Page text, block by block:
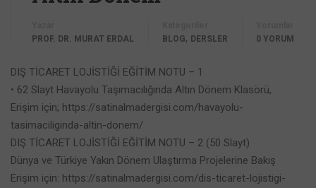
PROF. DR. MURAT ERDAL
BLOG, DERSLER
0 YORUM
DIŞ TİCARET LOJİSTİĞİ EĞİTİM NOTU – 1
• 62 Slayt Havayolu Taşımacılığında Altın Dönem Klasörü,
Erişim için; https://satinalmadergisi.com/havayolu-
tasimaciliginda-altin-donem/
DIŞ TİCARET LOJİSTİĞİ EĞİTİM NOTU – 2 (50 Slayt)
Dünya ve Türkiye Yakın Dönem Ulaştırma Projelerine Bakış
Erişim için: https://satinalmadergisi.com/dis-ticaret-lojistigi-